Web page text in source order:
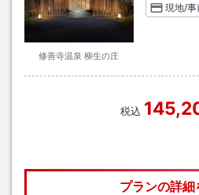
修善寺温泉 柳生の庄
現地/事
税込
プランの詳細